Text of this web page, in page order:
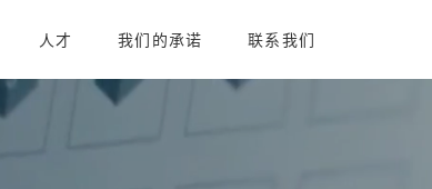
人才 我们的承诺 联系我们